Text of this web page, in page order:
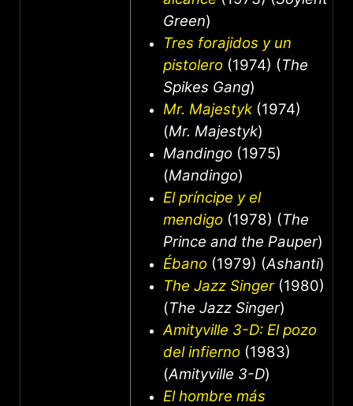
Green)
Tres forajidos y un
pistolero (1974) (The
Spikes Gang)
Mr. Majestyk (1974)
(Mr. Majestyk)
Mandingo (1975)
(Mandingo)
El príncipe y el
mendigo (1978) (The
Prince and the Pauper)
Ébano (1979) (Ashanti)
The Jazz Singer(1980)
(The Jazz Singer)
Amityville 3-D: El pozo
del infierno (1983)
(Amityville 3-D)
El hombre más